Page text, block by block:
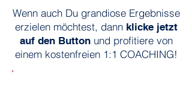
Wenn auch Du grandiose Ergebnisse
erzielen möchtest, dann klicke jetzt
auf den Buttonund profitiere von
einem kostenfreien 1:1 COACHING!